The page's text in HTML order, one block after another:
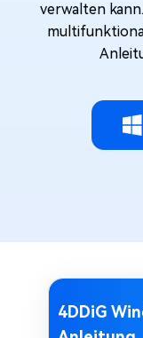
verwalten
4DDiG